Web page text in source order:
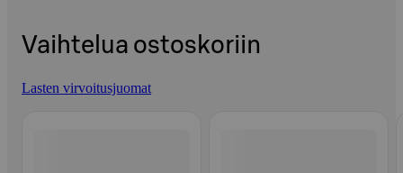
Vaihtelua ostoskoriin
Lasten virvoitusjuomat